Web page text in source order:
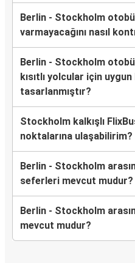
Berlin - Stockholm
varmayacağını nasıl
Berlin - Stockholm
kısıtlı yolcular için
tasarlanmıştır?
Stockholm kalkışlı
noktalarına ulaşabilirim?
Berlin - Stockholm
seferleri mevcut mudur?
Berlin - Stockholm
mevcut mudur?